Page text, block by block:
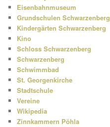
Eisenbahnmuseum
Grundschulen Schwarzenberg
Kindergärten Schwarzenberg
Kino
Schloss Schwarzenberg
Schwarzenberg
Schwimmbad
St. Georgenkirche
Stadtschule
Vereine
Wikipedia
Zinnkammern Pöhla